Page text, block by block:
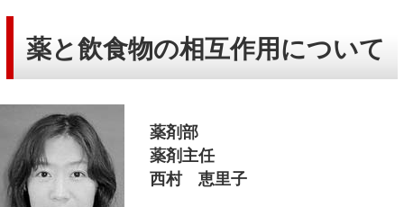
メ
ニ
ュ
ー
へ
移
動
し
定
す。
で
す。
で
す。
文
す。薬と飲食物の相互作用について
薬剤部
薬剤主任
西村 恵里子